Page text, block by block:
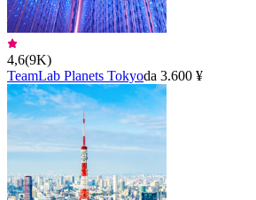
4,6(9K)
TeamLab Planets Tokyoda 3.600 ¥